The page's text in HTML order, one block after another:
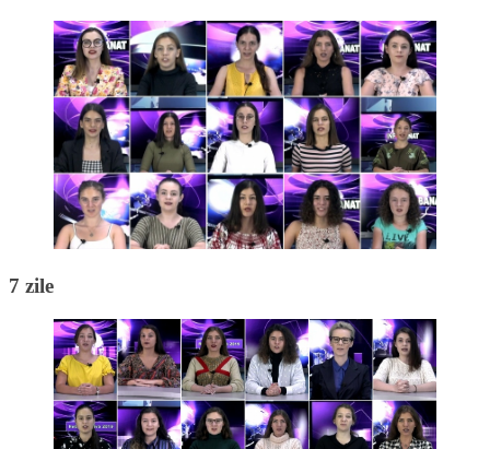
7 zile